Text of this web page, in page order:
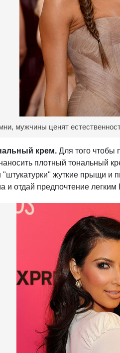
мужчины ценят
крем. Для того чтобы
плотный тональный
жуткие прыщи и
и отдай предпочтение